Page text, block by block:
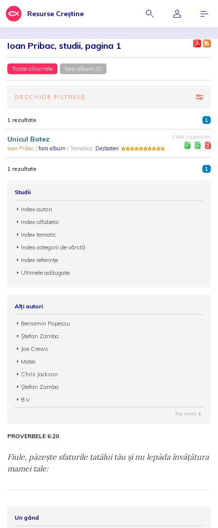
Resurse Creștine
Ioan Pribac, studii, pagina 1
Toate albumele fara album (1)
DESCHIDE FILTRELE
1 rezultate 1
Unicul Botez
Ioan Pribac | fara album | Tematica: Dezbateri
3.446 vizualizări
1 rezultate 1
Studii
Index autori
Index alfabetic
Index tematic
Index categorii de vârstă
Index referințe
Ultimele adăugate
Alți autori
Beniamin Popescu
Ștefan Zambo
Joe Crews
Matei
Chris Jackson
Ștefan Zambo
B.V.
Toţi autorii
PROVERBELE 6:20
Fiule, păzeşte sfaturile tatălui tău şi nu lepăda învăţătura
mamei tale:
Un gând